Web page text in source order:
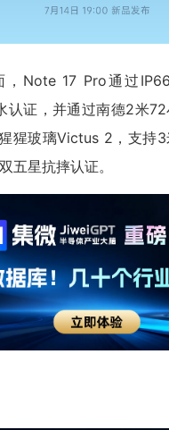
Note 17 Pro通过
认证，并通过南德2米
猩玻璃Victus 2，支持
五星抗摔认证。